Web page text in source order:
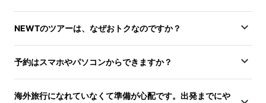
NEWTのツアーは、なぜおトクなのですか？
予約はスマホやパソコンからできますか？
海外旅行になれていなくて準備が心配です。出発までにや